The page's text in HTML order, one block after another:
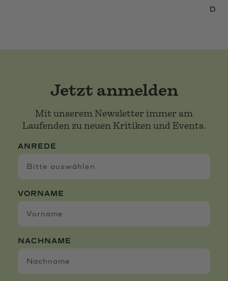
Das
Jetzt anmelden
Mit unserem Newsletter immer am
Laufenden zu neuen Kritiken und Events.
ANREDE
VORNAME
NACHNAME